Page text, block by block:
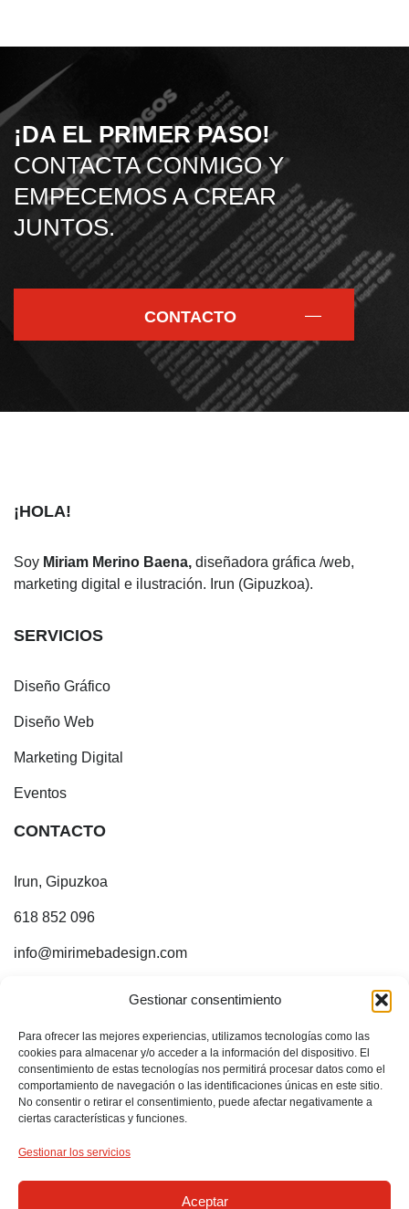
Gestionar consentimiento
Para ofrecer las mejores experiencias, utilizamos tecnologías como las
cookies para almacenar y/o acceder a la información del dispositivo. El
consentimiento de estas tecnologías nos permitirá procesar datos como el
comportamiento de navegación o las identificaciones únicas en este sitio.
No consentir o retirar el consentimiento, puede afectar negativamente a
ciertas características y funciones.
Gestionar los servicios
Aceptar
¡DA EL PRIMER PASO!
CONTACTA CONMIGO Y
EMPECEMOS A CREAR
JUNTOS.
CONTACTO
¡HOLA!
Soy Miriam Merino Baena, diseñadora gráfica /web,
marketing digital e ilustración. Irun (Gipuzkoa).
SERVICIOS
Diseño Gráfico
Diseño Web
Marketing Digital
Eventos
CONTACTO
Irun, Gipuzkoa
618 852 096
info@mirimebadesign.com
¡ESTOY EN INTERNET!
Sígueme en: